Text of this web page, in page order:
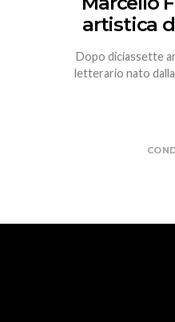
artistica
Dopo diciassette
letterario nato